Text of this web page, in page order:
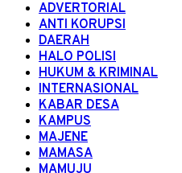
ADVERTORIAL
ANTI KORUPSI
DAERAH
HALO POLISI
HUKUM & KRIMINAL
INTERNASIONAL
KABAR DESA
KAMPUS
MAJENE
MAMASA